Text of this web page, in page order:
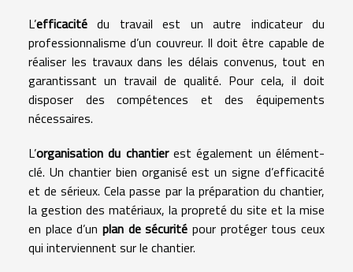
L’efficacité du travail est un autre indicateur du
professionnalisme d’un couvreur. Il doit être capable de
réaliser les travaux dans les délais convenus, tout en
garantissant un travail de qualité. Pour cela, il doit
disposer des compétences et des équipements
nécessaires.
L’organisation du chantierest également un élément-
clé. Un chantier bien organisé est un signe d’efficacité
et de sérieux. Cela passe par la préparation du chantier,
la gestion des matériaux, la propreté du site et la mise
en place d’un plan de sécurité pour protéger tous ceux
qui interviennent sur le chantier.